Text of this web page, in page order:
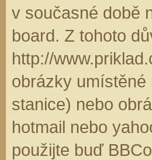
v současné době
board. Z tohoto
http://
obrázky
stanice) nebo
hotmail nebo
použijte buď